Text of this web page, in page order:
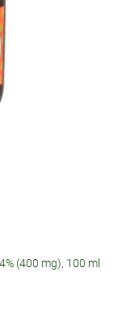
(400 mg), 100 ml